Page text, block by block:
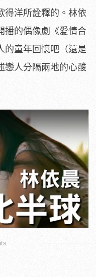
得洋所詮釋的。林依
播的偶像劇《愛情合
的童年回憶吧（還是
戀人分隔兩地的心酸